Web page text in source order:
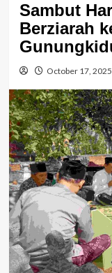
Sambut
Berziarah
October 17, 2025